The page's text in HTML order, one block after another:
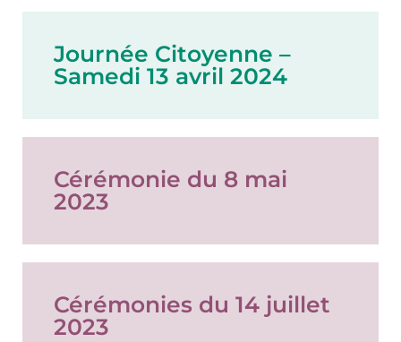
Journée Citoyenne –
Samedi 13 avril 2024
Cérémonie du 8 mai
2023
Cérémonies du 14 juillet
2023